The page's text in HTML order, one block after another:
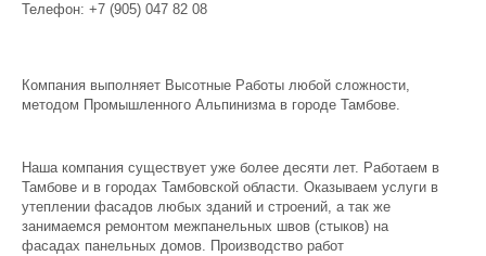
Телефон: +7 (905) 047 82 08
Компания выполняет Высотные Работы любой сложности,
методом Промышленного Альпинизма в городе Тамбове.
Наша компания существует уже более десяти лет. Работаем в
Тамбове и в городах Тамбовской области. Оказываем услуги в
утеплении фасадов любых зданий и строений, а так же
занимаемся ремонтом межпанельных швов (стыков) на
фасадах панельных домов. Производство работ